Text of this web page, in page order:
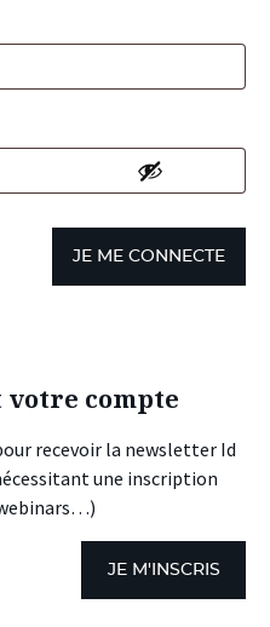
JE ME CONNECTE
compte
recevoir la newsletter Id
une inscription
JE M'INSCRIS